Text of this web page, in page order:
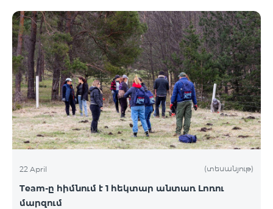
22 April (տեսանյութ)
Team-ը հիմնում է 1 հեկտար անտառ Լոռու
մարզում